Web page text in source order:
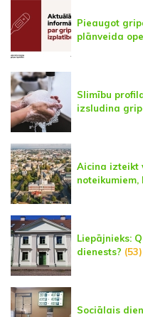
Pieaugot
plānveida
Slimību
izsludina
Aicina izteikt
Liepājnieks:
dienests? (53)
Sociālais